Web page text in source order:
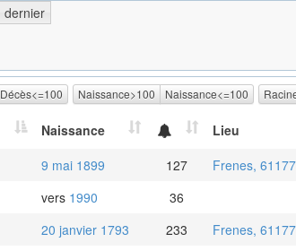
dernier
Décès<=100 Naissance>100 Naissance<=100
Naissance Lieu
9 mai 1899 127 Frenes,
vers 1990 36
20 janvier 1793 233 Frenes,